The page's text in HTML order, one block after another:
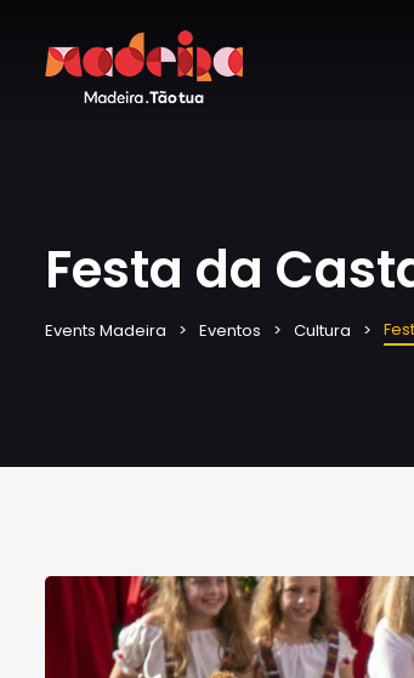
Festa da
Events Madeira Eventos Cultura